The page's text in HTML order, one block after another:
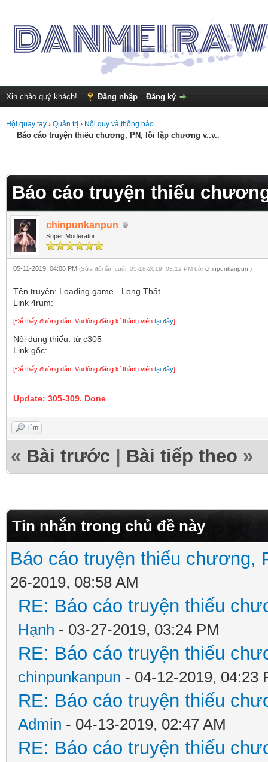
Xin chào quý khách! Đăng nhập Đăng ký
Hội quay tay › Quản trị › Nội quy và thông báo
Báo cáo truyện thiếu chương, PN, lỗi lặp chương v..v..
Báo cáo truyện thiếu
chinpunkanpun
Super Moderator
05-11-2019, 04:08 PM (Sửa đổi lần cuối: 05-18-2019, 03:12 PM bởi chinpunkanpun .)
Tên truyện: Loading game - Long Thất
Link 4rum:
[Để thấy đường dẫn. Vui lòng đăng kí thành viên tại đây]
Nội dung thiếu: từ c305
Link gốc:
[Để thấy đường dẫn. Vui lòng đăng kí thành viên tại đây]
Update: 305-309. Done
Tìm
« Bài trước Bài tiếp theo »
Tin nhắn trong chủ đề này
Báo cáo truyện thiếu chương,
26-2019, 08:58 AM
RE: Báo cáo truyện thiếu
Hạnh - 03-27-2019, 03:24 PM
RE: Báo cáo truyện thiếu
chinpunkanpun - 04-12-2019, 04:23
RE: Báo cáo truyện thiếu
Admin - 04-13-2019, 02:47 AM
RE: Báo cáo truyện thiếu